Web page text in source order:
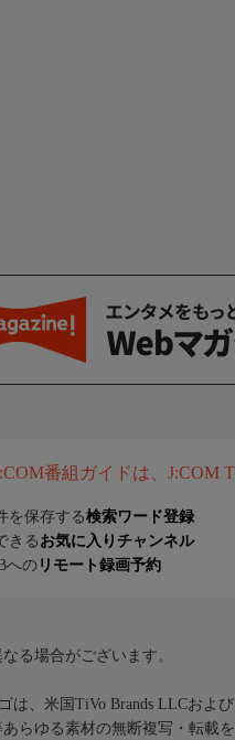
番組ガイドは、J:COM
を保存する検索ワード登録
きる お気に入りチャンネル
への リモート録画予約
る場合がございます。
は、米国TiVo Brands LLCおよ
らゆる素材の無断複写・転載を